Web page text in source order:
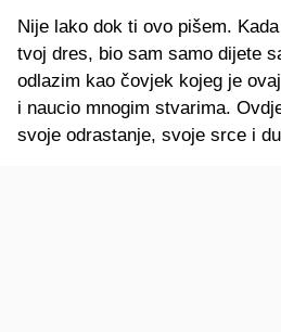
Nije lako dok ti ovo pišem.
tvoj dres, bio sam samo dijete
odlazim kao čovjek kojeg je
i naucio mnogim stvarima.
svoje odrastanje, svoje srce i